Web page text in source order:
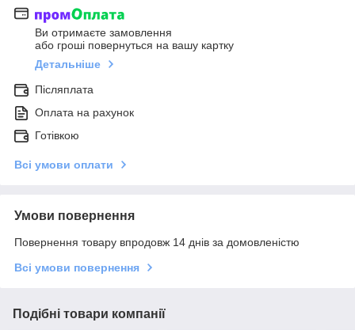
Ви отримаєте замовлення
або гроші повернуться на вашу картку
Детальніше
Післяплата
Оплата на рахунок
Готівкою
Всі умови оплати
Умови повернення
Повернення товару впродовж 14 днів за домовленістю
Всі умови повернення
Подібні товари компанії